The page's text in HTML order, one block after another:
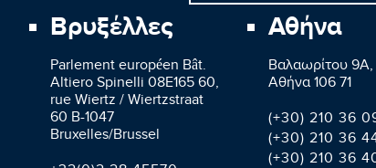
Βρυξέλλες
Parlement européen Bât.
Altiero Spinelli 08E165 60,
rue Wiertz / Wiertzstraat
60 B-1047
Bruxelles/Brussel
Αθήνα
Βαλαωρίτου 9A,
Aθήνα 106 71
(+30) 210 36
(+30) 210 36
(+30) 210 36